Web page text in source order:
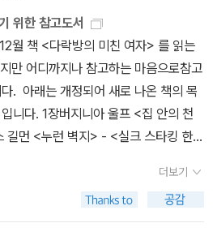
처음에는 수동적으로 행동하지만, 이
성으로 성장한다. 그녀는 프랑스어에
하고 빌레트로 여행한다. 그녀는 을
달 루페에서 선교사업을 하기 위해 떠
교사업으로 없는 시기에 자주적으로
내는 여성이다. 소설 초반에 루시 가족
세기에 그려지는 여성과는 다른 여성
위한 참고도서
월 책 <다락방의 미친 여자> 를 읽는
만 어디까지나 참고하는 마음으로참고
의 목
니다. 1장버지니아 울프 <집 안의 천
길먼 <누런 벽지> - <실크 스타킹 한
더보기